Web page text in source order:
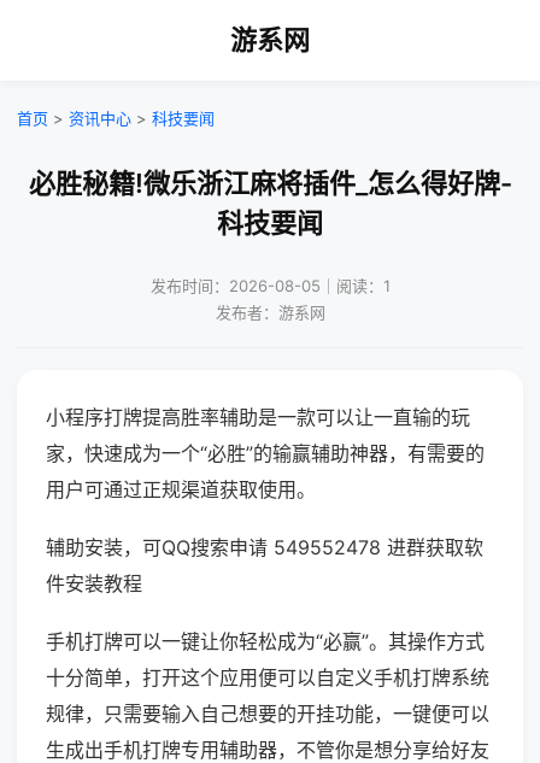
游系网
首页 > 资讯中心 > 科技要闻
必胜秘籍!微乐浙江麻将插件_怎么得好牌-
科技要闻
发布时间：2026-08-05｜阅读：1
发布者：游系网
小程序打牌提高胜率辅助是一款可以让一直输的玩
家，快速成为一个“必胜”的输赢辅助神器，有需要的
用户可通过正规渠道获取使用。
辅助安装，可QQ搜索申请 549552478 进群获取软
件安装教程
手机打牌可以一键让你轻松成为“必赢”。其操作方式
十分简单，打开这个应用便可以自定义手机打牌系统
规律，只需要输入自己想要的开挂功能，一键便可以
生成出手机打牌专用辅助器，不管你是想分享给好友